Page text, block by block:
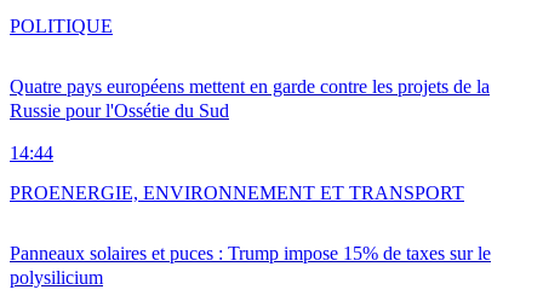
Quatre pays européens mettent en garde contre les projets de la
Russie pour l'Ossétie du Sud
14:44
POLITIQUE
Panneaux solaires et puces : Trump impose 15% de taxes sur le
polysilicium
PROENERGIE, ENVIRONNEMENT ET TRANSPORT